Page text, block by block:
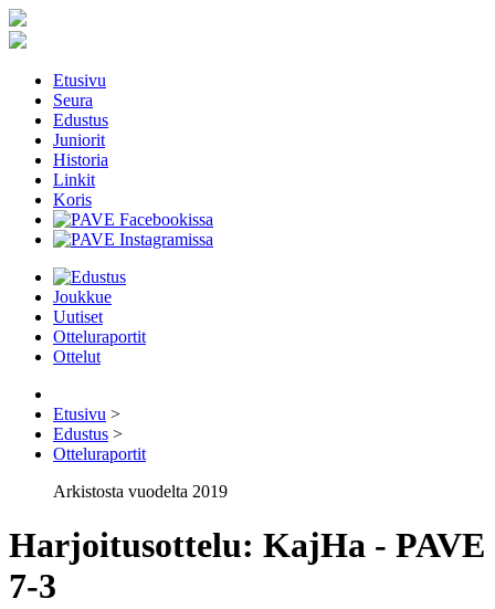
Etusivu
Seura
Edustus
Juniorit
Historia
Linkit
Koris
Joukkue
Uutiset
Otteluraportit
Ottelut
Etusivu >
Edustus >
Otteluraportit
Arkistosta vuodelta 2019
Harjoitusottelu: KajHa - PAVE
7-3